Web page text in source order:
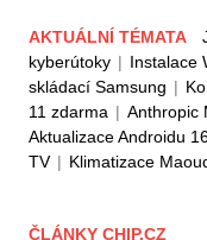
AKTUÁLNÍ TÉMATA
kyberútoky | Instalace
skládací Samsung |
11 zdarma | Anthropic
Aktualizace Androidu
TV | Klimatizace
ČLÁNKY CHIP.CZ